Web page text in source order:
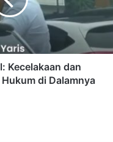
Kecelakaan dan
di Dalamnya